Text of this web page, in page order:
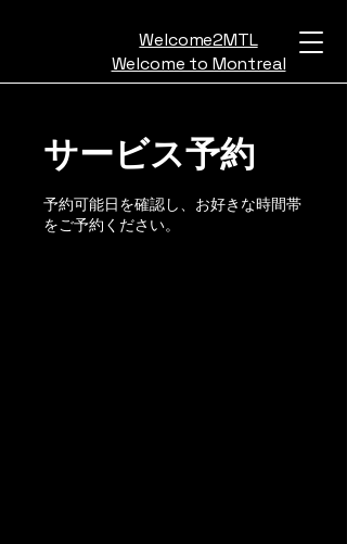
Welcome2MTL
Welcome to Montreal
サービス予約
予約可能日を確認し、お好きな時間帯
をご予約ください。